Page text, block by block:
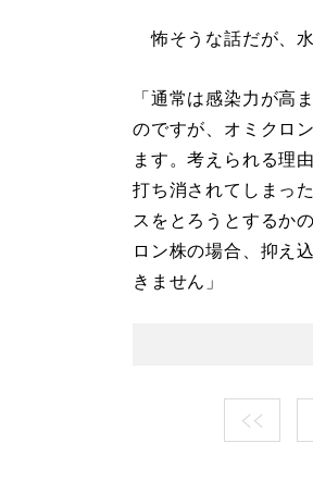
怖そうな話だが、水
「通常は感染力が高
のですが、オミクロ
ます。考えられる理
打ち消されてしまっ
スをとろうとするか
ロン株の場合、抑え
きません」